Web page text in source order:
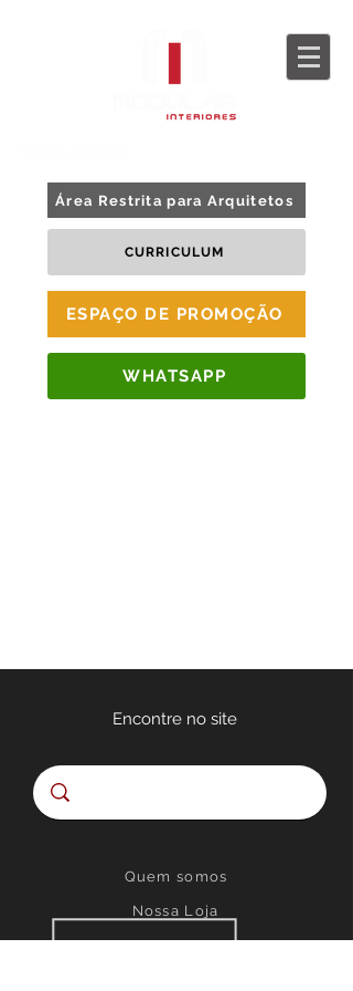
Área Restrita para Arquitetos
CURRICULUM
ESPAÇO DE PROMOÇÃO
WHATSAPP
Encontre no site
Nossa Loja
Quem somos